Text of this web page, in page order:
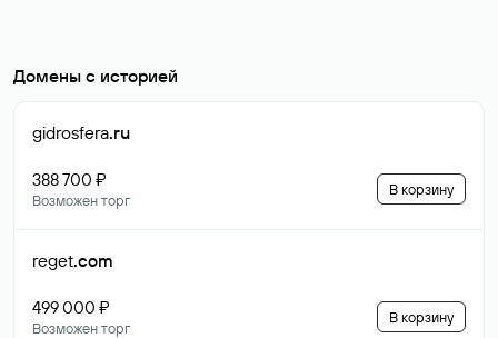
Домены с историей
gidrosfera.ru
388 700 ₽
Возможен торг
В корзину
reget.com
499 000 ₽
Возможен торг
В корзину